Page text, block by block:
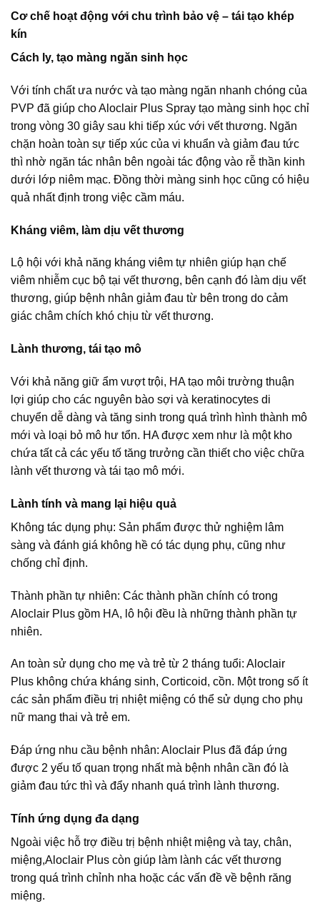
Cơ chế hoạt động với chu trình bảo vệ – tái tạo khép
kín
Cách ly, tạo màng ngăn sinh học
Với tính chất ưa nước và tạo màng ngăn nhanh chóng của
PVP đã giúp cho Aloclair Plus Spray tạo màng sinh học chỉ
trong vòng 30 giây sau khi tiếp xúc với vết thương. Ngăn
chặn hoàn toàn sự tiếp xúc của vi khuẩn và giảm đau tức
thì nhờ ngăn tác nhân bên ngoài tác động vào rễ thần kinh
dưới lớp niêm mạc. Đồng thời màng sinh học cũng có hiệu
quả nhất định trong việc cầm máu.
Kháng viêm, làm dịu vết thương
Lộ hội với khả năng kháng viêm tự nhiên giúp hạn chế
viêm nhiễm cục bộ tại vết thương, bên cạnh đó làm dịu vết
thương, giúp bệnh nhân giảm đau từ bên trong do cảm
giác châm chích khó chịu từ vết thương.
Lành thương, tái tạo mô
Với khả năng giữ ẩm vượt trội, HA tạo môi trường thuận
lợi giúp cho các nguyên bào sợi và keratinocytes di
chuyển dễ dàng và tăng sinh trong quá trình hình thành mô
mới và loại bỏ mô hư tổn. HA được xem như là một kho
chứa tất cả các yếu tố tăng trưởng cần thiết cho việc chữa
lành vết thương và tái tạo mô mới.
Lành tính và mang lại hiệu quả
Không tác dụng phụ: Sản phẩm được thử nghiệm lâm
sàng và đánh giá không hề có tác dụng phụ, cũng như
chống chỉ định.
Thành phần tự nhiên: Các thành phần chính có trong
Aloclair Plus gồm HA, lô hội đều là những thành phần tự
nhiên.
An toàn sử dụng cho mẹ và trẻ từ 2 tháng tuổi: Aloclair
Plus không chứa kháng sinh, Corticoid, cồn. Một trong số ít
các sản phẩm điều trị nhiệt miệng có thể sử dụng cho phụ
nữ mang thai và trẻ em.
Đáp ứng nhu cầu bệnh nhân: Aloclair Plus đã đáp ứng
được 2 yếu tố quan trọng nhất mà bệnh nhân cần đó là
giảm đau tức thì và đẩy nhanh quá trình lành thương.
Tính ứng dụng đa dạng
Ngoài việc hỗ trợ điều trị bệnh nhiệt miệng và tay, chân,
miệng,Aloclair Plus còn giúp làm lành các vết thương
trong quá trình chỉnh nha hoặc các vấn đề về bệnh răng
miệng.